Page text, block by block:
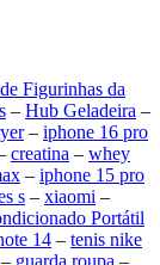
Figurinhas da
– Hub Geladeira –
– iphone 16 pro
creatina – whey
– iphone 15 pro
s – xiaomi –
Portátil
14 – tenis nike
– guarda roupa –